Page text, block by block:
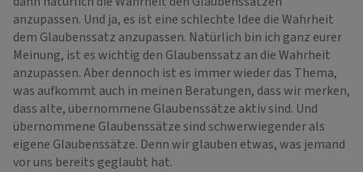
anzupassen. Und ja, es ist eine schlechte Idee die Wahrheit
dem Glaubenssatz anzupassen. Natürlich bin ich ganz eurer
Meinung, ist es wichtig den Glaubenssatz an die Wahrheit
anzupassen. Aber dennoch ist es immer wieder das Thema,
was aufkommt auch in meinen Beratungen, dass wir merken,
dass alte, übernommene Glaubenssätze aktiv sind. Und
übernommene Glaubenssätze sind schwerwiegender als
eigene Glaubenssätze. Denn wir glauben etwas, was jemand
vor uns bereits geglaubt hat.